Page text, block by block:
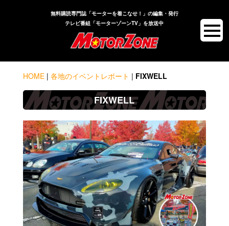
無料購読専門誌「モーターを着こなせ！」の編集・発行
テレビ番組「モーターゾーンTV」を放送中
HOME| 各地のイベントレポート | FIXWELL
FIXWELL